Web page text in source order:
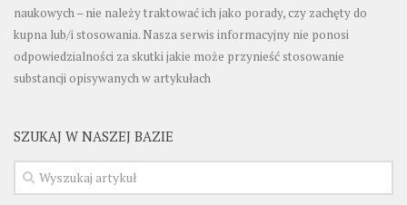
naukowych – nie należy traktować ich jako porady, czy zachęty do
kupna lub/i stosowania. Nasza serwis informacyjny nie ponosi
odpowiedzialności za skutki jakie może przynieść stosowanie
substancji opisywanych w artykułach
SZUKAJ W NASZEJ BAZIE